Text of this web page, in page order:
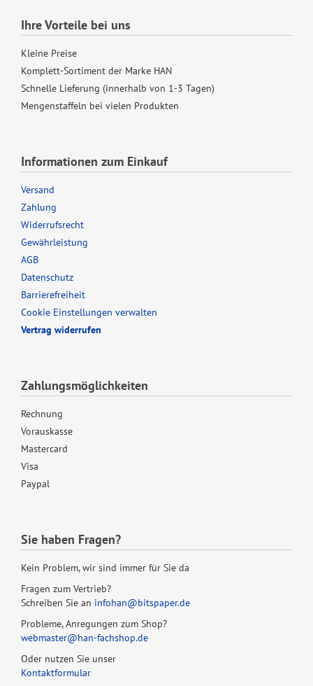
Ihre Vorteile bei uns
Kleine Preise
Komplett-Sortiment der Marke HAN
Schnelle Lieferung (innerhalb von 1-3 Tagen)
Mengenstaffeln bei vielen Produkten
Informationen zum Einkauf
Versand
Zahlung
Widerrufsrecht
Gewährleistung
AGB
Datenschutz
Barrierefreiheit
Cookie Einstellungen verwalten
Vertrag widerrufen
Zahlungsmöglichkeiten
Rechnung
Vorauskasse
Mastercard
Visa
Paypal
Sie haben Fragen?
Kein Problem, wir sind immer für Sie da
Fragen zum Vertrieb?
Schreiben Sie an infohan@bitspaper.de
Probleme, Anregungen zum Shop?
webmaster@han-fachshop.de
Oder nutzen Sie unser
Kontaktformular